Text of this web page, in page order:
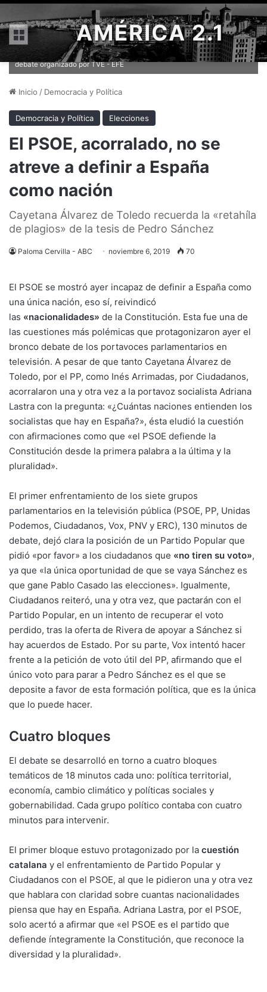
Menú AMÉRICA 2.1
Los portavoces de los principales grupos parlamentarios, en el
debate organizado por TVE - EFE
Inicio / Democracia y Política
Democracia y Política Elecciones
El PSOE, acorralado, no se
atreve a definir a España
como nación
Cayetana Álvarez de Toledo recuerda la «retahíla
de plagios» de la tesis de Pedro Sánchez
Paloma Cervilla - ABC noviembre 6, 2019 70
El PSOE se mostró ayer incapaz de definir a España como
una única nación, eso sí, reivindicó
las «nacionalidades» de la Constitución. Esta fue una de
las cuestiones más polémicas que protagonizaron ayer el
bronco debate de los portavoces parlamentarios en
televisión. A pesar de que tanto Cayetana Álvarez de
Toledo, por el PP, como Inés Arrimadas, por Ciudadanos,
acorralaron una y otra vez a la portavoz socialista Adriana
Lastra con la pregunta: «¿Cuántas naciones entienden los
socialistas que hay en España?», ésta eludió la cuestión
con afirmaciones como que «el PSOE defiende la
Constitución desde la primera palabra a la última y la
pluralidad».
El primer enfrentamiento de los siete grupos
parlamentarios en la televisión pública (PSOE, PP, Unidas
Podemos, Ciudadanos, Vox, PNV y ERC), 130 minutos de
debate, dejó clara la posición de un Partido Popular que
pidió «por favor» a los ciudadanos que «no tiren su voto»,
ya que «la única oportunidad de que se vaya Sánchez es
que gane Pablo Casado las elecciones». Igualmente,
Ciudadanos reiteró, una y otra vez, que pactarán con el
Partido Popular, en un intento de recuperar el voto
perdido, tras la oferta de Rivera de apoyar a Sánchez si
hay acuerdos de Estado. Por su parte, Vox intentó hacer
frente a la petición de voto útil del PP, afirmando que el
único voto para parar a Pedro Sánchez es el que se
deposite a favor de esta formación política, que es la única
que lo puede hacer.
Cuatro bloques
El debate se desarrolló en torno a cuatro bloques
temáticos de 18 minutos cada uno: política territorial,
economía, cambio climático y políticas sociales y
gobernabilidad. Cada grupo político contaba con cuatro
minutos para intervenir.
El primer bloque estuvo protagonizado por la cuestión
catalana y el enfrentamiento de Partido Popular y
Ciudadanos con el PSOE, al que le pidieron una y otra vez
que hablara con claridad sobre cuantas nacionalidades
piensa que hay en España. Adriana Lastra, por el PSOE,
solo acertó a afirmar que «el PSOE es el partido que
defiende íntegramente la Constitución, que reconoce la
diversidad y la pluralidad».